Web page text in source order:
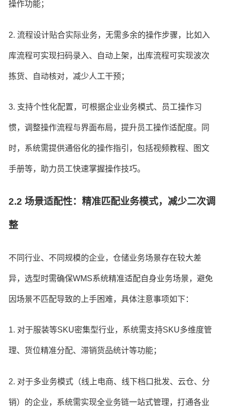
操作功能；
2. 流程设计贴合实际业务，无需多余的操作步骤，比如入
库流程可实现扫码录入、自动上架，出库流程可实现波次
拣货、自动核对，减少人工干预；
3. 支持个性化配置，可根据企业业务模式、员工操作习
惯，调整操作流程与界面布局，提升员工操作适配度。同
时，系统需提供通俗化的操作指引，包括视频教程、图文
手册等，助力员工快速掌握操作技巧。
2.2 场景适配性：精准匹配业务模式，减少二次调
整
不同行业、不同规模的企业，仓储业务场景存在较大差
异，选型时需确保WMS系统精准适配自身业务场景，避免
因场景不匹配导致的上手困难，具体注意事项如下：
1. 对于服装等SKU密集型行业，系统需支持SKU多维度管
理、货位精准分配、滞销货品统计等功能；
2. 对于多业务模式（线上电商、线下档口批发、云仓、分
销）的企业，系统需实现全业务链一站式管理，打通各业